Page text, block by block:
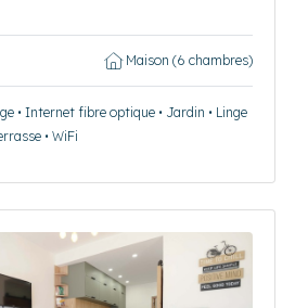
Maison (6 chambres)
• Internet fibre optique • Jardin • Linge
• WiFi